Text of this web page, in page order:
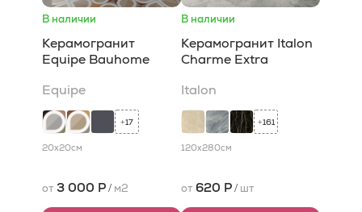
В наличии
Керамогранит
Equipe Bauhome
Equipe
+17
20x20см
от 3 000 Р/ м2
В наличии
Керамогранит Italon
Charme Extra
Italon
+161
120x280см
от 620 Р/ шт